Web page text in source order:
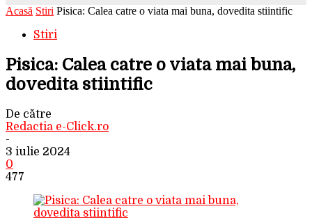
Acasă Stiri Pisica: Calea catre o viata mai buna, dovedita stiintific
Stiri
Pisica: Calea catre o viata mai buna,
dovedita stiintific
De către
Redactia e-Click.ro
-
3 iulie 2024
0
477